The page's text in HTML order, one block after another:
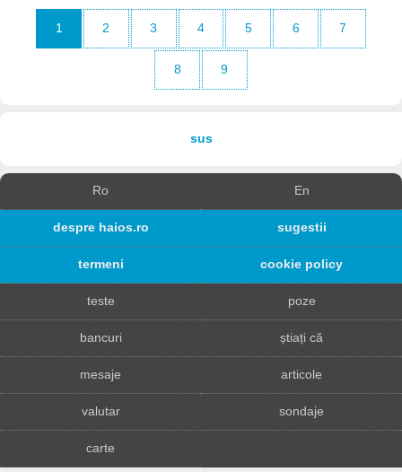
1 2 3 4 5 6 7
8 9
sus
Ro En
despre haios.ro sugestii
termeni cookie policy
teste poze
bancuri știați că
mesaje articole
valutar sondaje
carte